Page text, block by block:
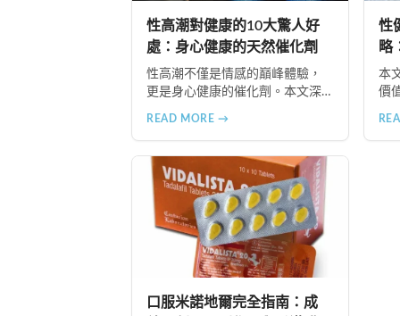
性高潮對健康的10大驚人好
處：身心健康的天然催化劑
性高潮不僅是情感的巔峰體驗，
更是身心健康的催化劑。本文深
緒、提升嗅覺敏感度、強健肌
肉、天然止痛、促進血液循環、
有助體重管理以及建立親密情感
連結。
READ MORE →
性
略
本
價
口服米諾地爾完全指南：成